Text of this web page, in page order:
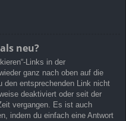
neu?
Links in der
ganz nach oben auf die
den entsprechenden Link nicht
deaktiviert oder seit der
vergangen. Es ist auch
indem du einfach eine Antwort